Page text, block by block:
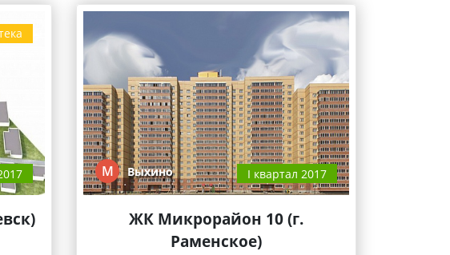
М Выхино I квартал 2017
ЖК Микрорайон 10 (г.
Раменское)